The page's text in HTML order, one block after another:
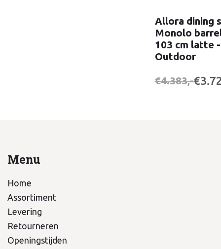
Allora dining
Monolo
103 cm latte
Outdoor
€4.383,-
Menu
Home
Assortiment
Levering
Retourneren
Openingstijden